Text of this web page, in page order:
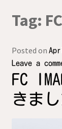
ABOUT ME
Tag:
Posted on
Leave a
FC
きま